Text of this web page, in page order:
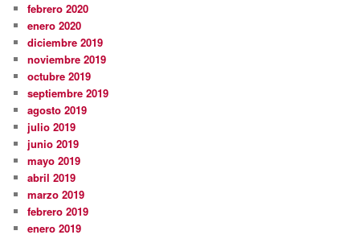
febrero 2020
enero 2020
diciembre 2019
noviembre 2019
octubre 2019
septiembre 2019
agosto 2019
julio 2019
junio 2019
mayo 2019
abril 2019
marzo 2019
febrero 2019
enero 2019